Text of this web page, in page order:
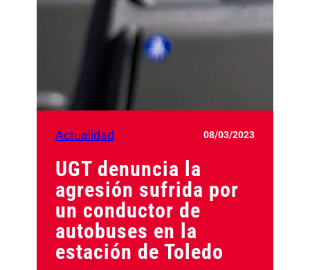
Actualidad 08/03/2023
UGT denuncia la
agresión sufrida por
un conductor de
autobuses en la
estación de Toledo